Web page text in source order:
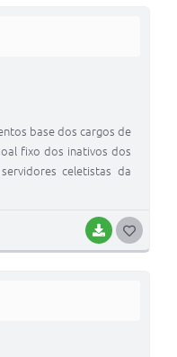
BAIXAR
base dos cargos de
fixo dos inativos dos
celetistas da